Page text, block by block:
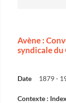
Avène :
syndicale du
Date 1879 -
Contexte :